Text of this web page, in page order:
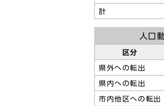
計
人口
区分
県外への転出
県内への転出
市内他区への転出